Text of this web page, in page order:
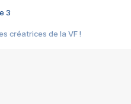
3
créatrices de la VF !